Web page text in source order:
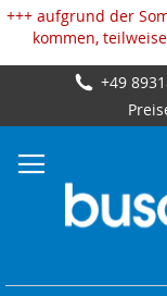
+++ aufgrund der
kommen,
+49
Cookie-Einstellungen